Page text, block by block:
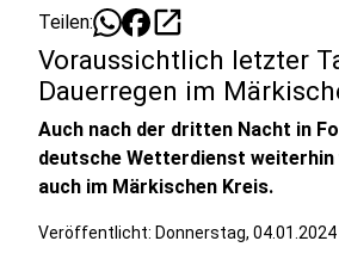
Teilen: open_in_new
Voraussichtlich letzter
Dauerregen im
Auch nach der dritten Nacht in
deutsche Wetterdienst weiterhin
auch im Märkischen Kreis.
Veröffentlicht: Donnerstag, 04.01.2024